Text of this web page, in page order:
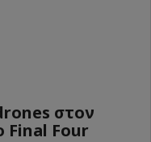
στον
Final Four